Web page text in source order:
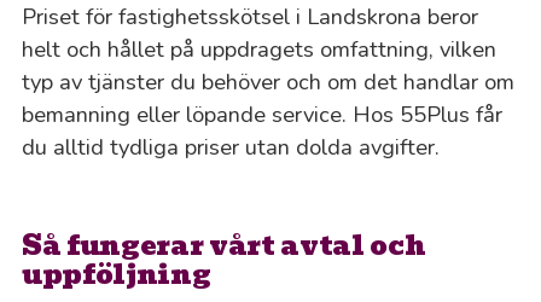
Priset för fastighetsskötsel i Landskrona beror
helt och hållet på uppdragets omfattning, vilken
typ av tjänster du behöver och om det handlar om
bemanning eller löpande service. Hos 55Plus får
du alltid tydliga priser utan dolda avgifter.
Så fungerar vårt avtal och
uppföljning